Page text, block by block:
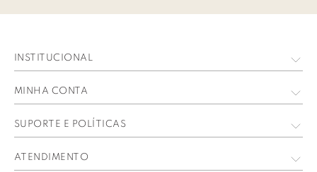
INSTITUCIONAL
Quem Somos
MINHA CONTA
Meus Dados
SUPORTE E POLÍTICAS
Política de privacidade
ATENDIMENTO